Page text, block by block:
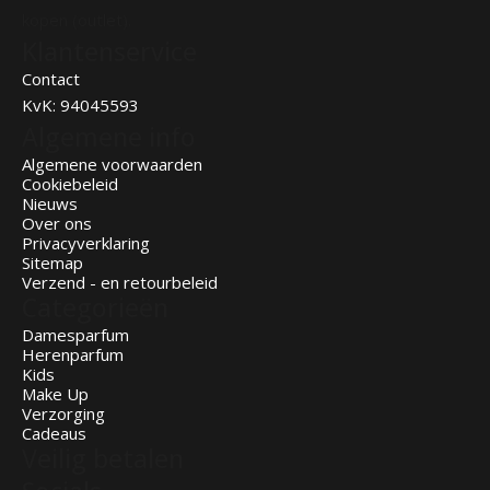
Contact
KvK: 94045593
Algemene voorwaarden
Cookiebeleid
Nieuws
Over ons
Privacyverklaring
Sitemap
Verzend - en retourbeleid
Damesparfum
Herenparfum
Kids
Make Up
Verzorging
Cadeaus